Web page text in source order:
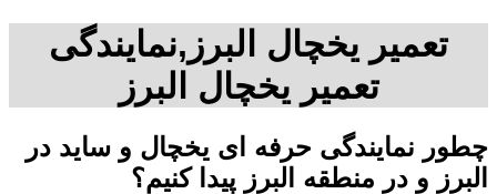
تعمیر یخچال البرز,نمایندگی
تعمیر یخچال البرز
چطور نمایندگی حرفه ای یخچال و ساید در
البرز و در منطقه البرز پیدا کنیم؟